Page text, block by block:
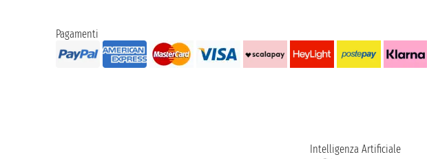
Pagamenti
Intelligenza Artificiale